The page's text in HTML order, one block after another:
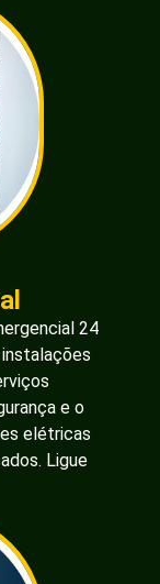
24
e o
elétricas
Ligue